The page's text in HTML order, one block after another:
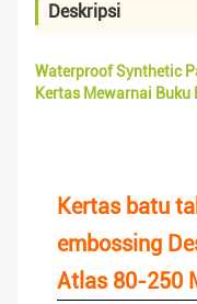
Deskripsi
Waterproof Synthetic
Kertas Mewarnai Buku
Kertas batu
embossing
Atlas 80-250